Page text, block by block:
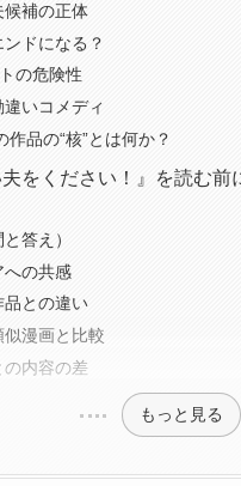
候補の正体
ドになる？
の危険性
いコメディ
品の“核”とは何か？
夫をください！』を読む
答え）
への共感
品との違い
漫画と比較
内容の差
もっと見る